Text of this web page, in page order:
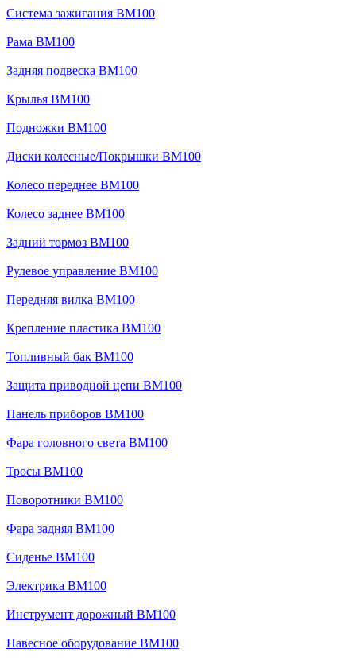
Система зажигания BM100
Рама BM100
Задняя подвеска BM100
Крылья BM100
Подножки BM100
Диски колесные/Покрышки BM100
Колесо переднее BM100
Колесо заднее BM100
Задний тормоз BM100
Рулевое управление BM100
Передняя вилка BM100
Крепление пластика BM100
Топливный бак BM100
Защита приводной цепи BM100
Панель приборов BM100
Фара головного света BM100
Тросы BM100
Поворотники BM100
Фара задняя BM100
Сиденье BM100
Электрика BM100
Инструмент дорожный BM100
Навесное оборудование BM100